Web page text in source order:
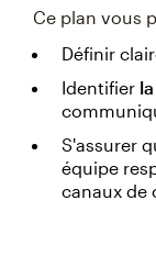
Ce plan vous
Définir
Identifier
S'assurer
équipe
canaux de